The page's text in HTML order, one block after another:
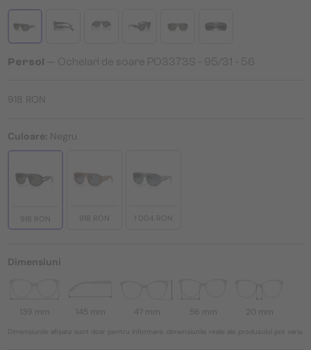
Persol — Ochelari de soare PO3373S - 95/31 - 56
918 RON
Culoare: Negru
918 RON 918 RON 1 004 RON
Dimensiuni
139 mm 145 mm 47 mm 56 mm 20 mm
Dimensiunile afișate sunt doar pentru informare, dimensiunile reale ale produsului pot varia.